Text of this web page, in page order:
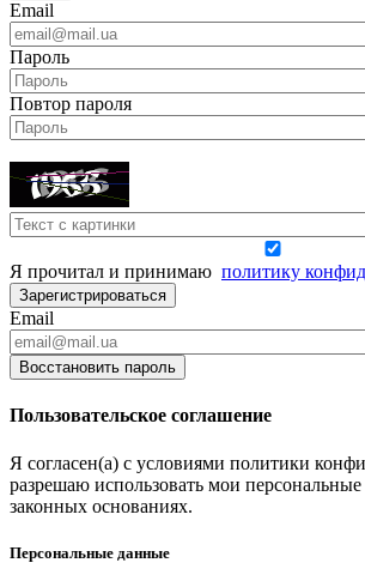
Email
Пароль
Повтор пароля
Я прочитал и принимаю политику
Зарегистрироваться
Email
Восстановить пароль
Пользовательское соглашение
Я согласен(а) с условиями политики
разрешаю использовать мои
законных основаниях.
Персональные данные